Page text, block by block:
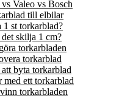
vs Valeo vs Bosch
till elbilar
1 st torkarblad?
skilja 1 cm?
torkarbladen
torkarblad
byta torkarblad
med ett torkarblad
torkarbladen